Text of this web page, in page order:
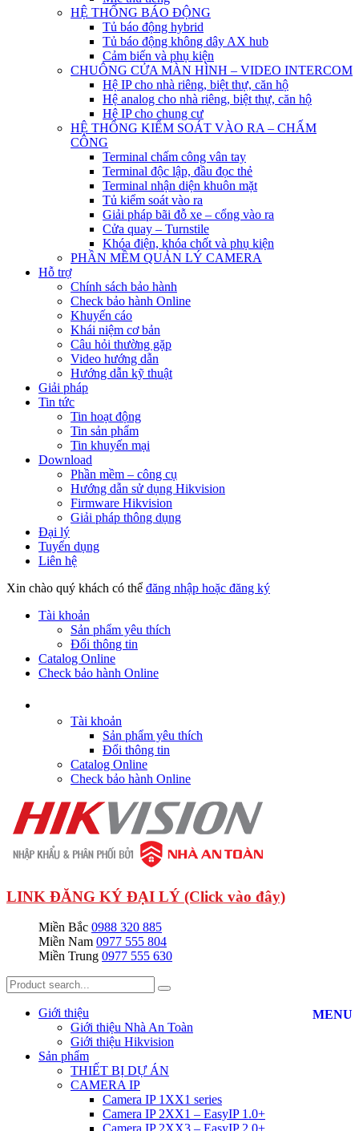
HỆ THỐNG BÁO ĐỘNG
Tủ báo động hybrid
Tủ báo động không dây AX hub
Cảm biến và phụ kiện
CHUÔNG CỬA MÀN HÌNH – VIDEO INTERCOM
Hệ IP cho nhà riêng, biệt thự, căn hộ
Hệ analog cho nhà riêng, biệt thự, căn hộ
Hệ IP cho chung cư
HỆ THỐNG KIỂM SOÁT VÀO RA – CHẤM
CÔNG
Terminal chấm công vân tay
Terminal độc lập, đầu đọc thẻ
Terminal nhận diện khuôn mặt
Tủ kiểm soát vào ra
Giải pháp bãi đỗ xe – cổng vào ra
Cửa quay – Turnstile
Khóa điện, khóa chốt và phụ kiện
PHẦN MỀM QUẢN LÝ CAMERA
Hỗ trợ
Chính sách bảo hành
Check bảo hành Online
Khuyến cáo
Khái niệm cơ bản
Câu hỏi thường gặp
Video hướng dẫn
Hướng dẫn kỹ thuật
Giải pháp
Tin tức
Tin hoạt động
Tin sản phẩm
Tin khuyến mại
Download
Phần mềm – công cụ
Hướng dẫn sử dụng Hikvision
Firmware Hikvision
Giải pháp thông dụng
Đại lý
Tuyển dụng
Liên hệ
Xin chào quý khách có thể đăng nhập hoặc đăng ký
Tài khoản
Sản phẩm yêu thích
Đổi thông tin
Catalog Online
Check bảo hành Online
Tài khoản
Sản phẩm yêu thích
Đổi thông tin
Catalog Online
Check bảo hành Online
LINK ĐĂNG KÝ ĐẠI LÝ (Click vào đây)
Miền Bắc 0988 320 885
Miền Nam 0977 555 804
Miền Trung 0977 555 630
MENU
Giới thiệu
Giới thiệu Nhà An Toàn
Giới thiệu Hikvision
Sản phẩm
THIẾT BỊ DỰ ÁN
CAMERA IP
Camera IP 1XX1 series
Camera IP 2XX1 – EasyIP 1.0+